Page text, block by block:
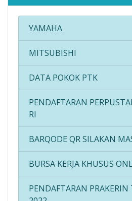
YAMAHA
MITSUBISHI
DATA POKOK PTK
PENDAFTARAN
RI
BARQODE QR SILAKAN
BURSA KERJA KHUSUS
PENDAFTARAN